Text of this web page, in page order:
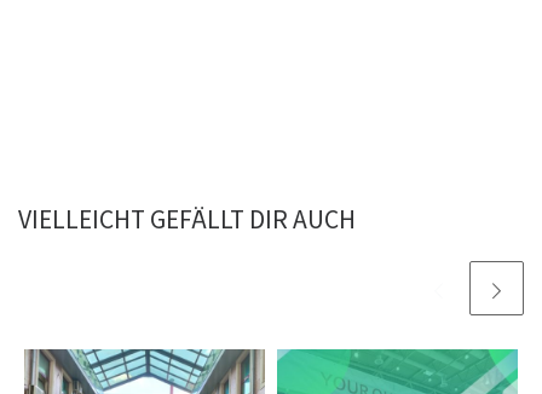
VIELLEICHT GEFÄLLT DIR AUCH